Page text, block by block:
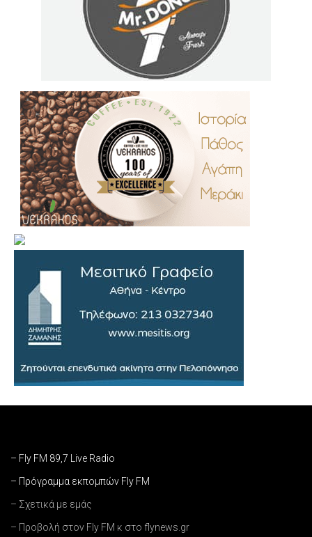
– Fly FM 89,7 Live Radio
– Πρόγραμμα εκπομπών Fly FM
– Σχετικά με εμάς
– Προβολή στον Fly FM κ στο flynews.gr